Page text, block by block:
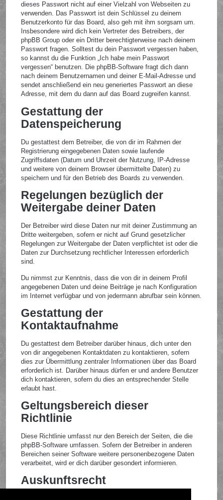
dieses Passwort nicht auf einer Vielzahl von Webseiten zu
verwenden. Das Passwort ist dein Schlüssel zu deinem
Benutzerkonto für das Board, also geh mit ihm sorgsam um.
Insbesondere wird dich kein Vertreter des Betreibers, der
phpBB Group oder ein Dritter berechtigterweise nach deinem
Passwort fragen. Solltest du dein Passwort vergessen haben,
so kannst du die Funktion „Ich habe mein Passwort
vergessen“ benutzen. Die phpBB-Software fragt dich dann
nach deinem Benutzernamen und deiner E-Mail-Adresse und
sendet anschließend ein neu generiertes Passwort an diese
Adresse, mit dem du dann auf das Board zugreifen kannst.
Gestattung der
Datenspeicherung
Du gestattest dem Betreiber, die von dir im Rahmen der
Registrierung eingegebenen Daten sowie laufende
Zugriffsdaten (Datum und Uhrzeit der Nutzung, IP-Adresse
und weitere von deinem Browser übermittelte Daten) zu
speichern und für den Betrieb des Boards zu verwenden.
Regelungen bezüglich der
Weitergabe deiner Daten
Der Betreiber wird diese Daten nur mit deiner Zustimmung an
Dritte weitergeben, sofern er nicht auf Grund gesetzlicher
Regelungen zur Weitergabe der Daten verpflichtet ist oder die
Daten zur Durchsetzung rechtlicher Interessen erforderlich
sind.
Du nimmst zur Kenntnis, dass die von dir in deinem Profil
angegebenen Daten und deine Beiträge je nach Konfiguration
im Internet verfügbar und von jedermann abrufbar sein können.
Gestattung der
Kontaktaufnahme
Du gestattest dem Betreiber darüber hinaus, dich unter den
von dir angegebenen Kontaktdaten zu kontaktieren, sofern
dies zur Übermittlung zentraler Informationen über das Board
erforderlich ist. Darüber hinaus dürfen er und andere Benutzer
dich kontaktieren, sofern du dies an entsprechender Stelle
erlaubt hast.
Geltungsbereich dieser
Richtlinie
Diese Richtlinie umfasst nur den Bereich der Seiten, die die
phpBB-Software umfassen. Sofern der Betreiber in anderen
Bereichen seiner Software weitere personenbezogene Daten
verarbeitet, wird er dich darüber gesondert informieren.
Auskunftsrecht